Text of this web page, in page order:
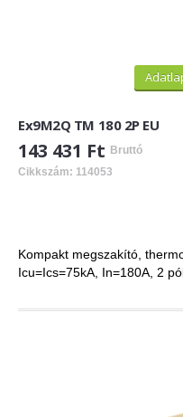
Ex9M2Q TM 180 2P EU
143 431 Ft Bruttó
Cikkszám: 114053
Kompakt megszakító,
Icu=Ics=75kA, In=180A, 2